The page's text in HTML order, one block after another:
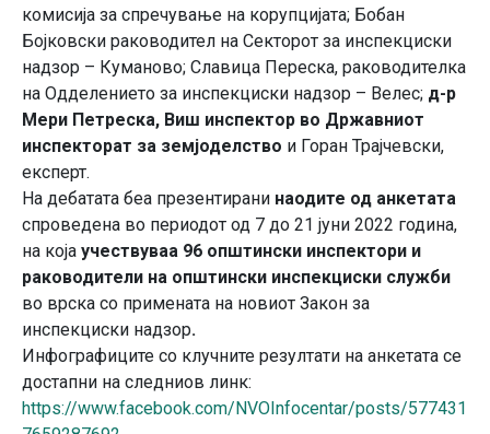
комисија за спречување на корупцијата; Бобан
Бојковски раководител на Секторoт за инспекциски
надзор – Куманово; Славица Переска, раководителка
на Одделението за инспекциски надзор – Велес; д-р
Мери Петреска, Виш инспектор во Државниот
инспекторат за земјоделство и Горан Трајчевски,
експерт.
На дебатата беа презентирани наодите од анкетата
спроведена во периодот од 7 до 21 јуни 2022 година,
на која учествуваа 96 општински инспектори и
раководители на општински инспекциски служби
во врска со примената на новиот Закон за
инспекциски надзор.
Инфографиците со клучните резултати на анкетата се
достапни на следниов линк:
https://www.facebook.com/NVOInfocentar/posts/577431